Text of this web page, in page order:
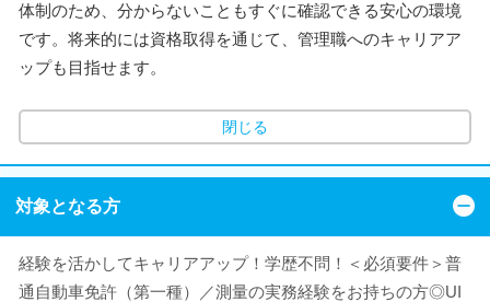
体制のため、分からないこともすぐに確認できる安心の環境
です。将来的には資格取得を通じて、管理職へのキャリアア
ップも目指せます。
閉じる
対象となる方
経験を活かしてキャリアアップ！学歴不問！＜必須要件＞普
通自動車免許（第一種）／測量の実務経験をお持ちの方◎UI